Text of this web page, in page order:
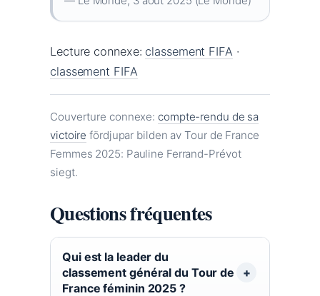
Lecture connexe: classement FIFA ·
classement FIFA
Couverture connexe: compte-rendu de sa
victoire fördjupar bilden av Tour de France
Femmes 2025: Pauline Ferrand-Prévot
siegt.
Questions fréquentes
Qui est la leader du
classement général du Tour de
France féminin 2025 ?